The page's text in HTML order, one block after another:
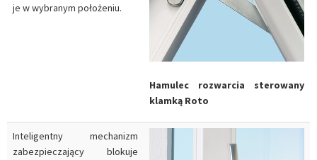
je w wybranym położeniu.
Hamulec rozwarcia sterowany
klamką Roto
Inteligentny mechanizm
zabezpieczający blokuje